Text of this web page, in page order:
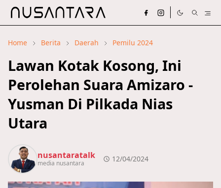
Home Berita Daerah Pemilu 2024
Lawan Kotak Kosong, Ini
Perolehan Suara Amizaro -
Yusman Di Pilkada Nias
Utara
nusantaratalk
media nusantara 12/04/2024